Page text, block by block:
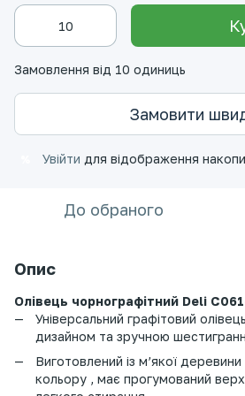
Замовлення від 10 одиниць
Замовити
Увійти для відображення
До обраного
Опис
Олівець чорнографітний Deli
Універсальний графітовий
дизайном та зручною
Виготовлений із м’якої
кольору , має прогумований